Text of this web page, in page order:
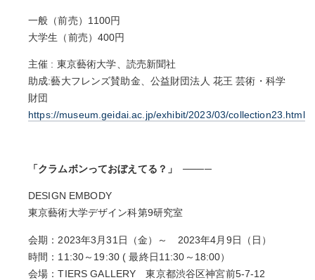
一般（前売）1100円
大学生（前売）400円
主催 : 東京藝術大学、読売新聞社
助成:藝大フレンズ賛助金、公益財団法人 花王 芸術・科学
財団
https://museum.geidai.ac.jp/exhibit/2023/03/collection23.html
「クラムボンっておぼえてる？」
DESIGN EMBODY
東京藝術大学デザイン科第9研究室
会期：2023年3月31日（金）～ 2023年4月9日（日）
時間：11:30～19:30 ( 最終日11:30～18:00）
会場：TIERS GALLERY 東京都渋谷区神宮前5-7-12